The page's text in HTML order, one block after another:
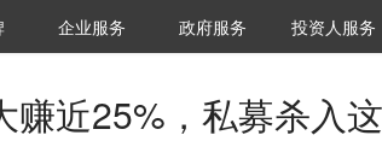
36Kr研究院
企业服务 城市之窗
政府服务 VClub投资机构
投资机构职位推
投资人服务
赚近25%，私募杀入